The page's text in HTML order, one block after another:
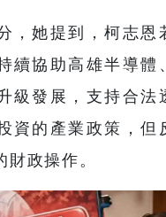
，她提到，柯志恩
續協助高雄半導體
級發展，支持合法
資的產業政策，但
政操作。